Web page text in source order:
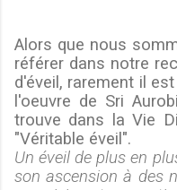
Alors que nous
référer dans notre
d'éveil, rarement il
l'oeuvre de Sri
trouve dans la Vie
"Véritable éveil".
Un éveil de plus en
son ascension à des